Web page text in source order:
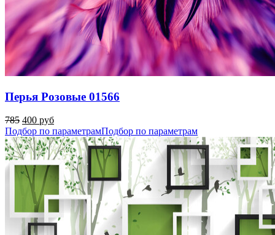
Перья Розовые 01566
785 400 руб
Подбор по параметрамПодбор по параметрам